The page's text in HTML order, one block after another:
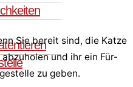
Sie bereit sind, die Katze
und ihr ein Für-
zu geben.